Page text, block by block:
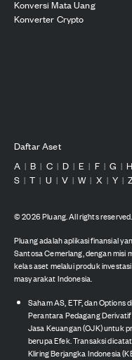
Konversi Mata Uang
Konverter Crypto
Daftar Aset
A | B | C | D | E | F | G | H
S | T | U | V | W | X | Y |
©2026Pluang. All rights reserved.
Pluang adalah aplikasi finansial
Santosa Cemerlang, dengan misi
kelas aset melalui produk
masyarakat Indonesia.
Saham AS, ETF, dan Options
Perantara Pedagang
Jasa Keuangan (OJK) untuk
berupa Efek. Transaksi
Kliring Berjangka Indonesia